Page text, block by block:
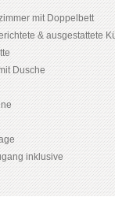
mit Doppelbett
& ausgestattete
Dusche
inklusive